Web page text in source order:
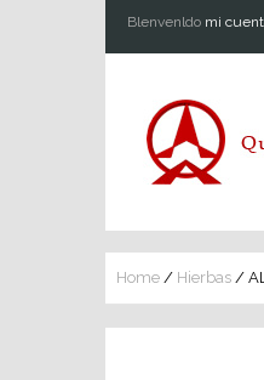
Blenvenldo mi
Home / Hierbas /